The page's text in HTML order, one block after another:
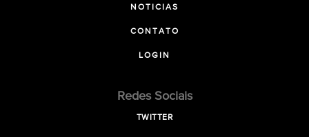
NOTICIAS
CONTATO
LOGIN
Redes Sociais
TWITTER